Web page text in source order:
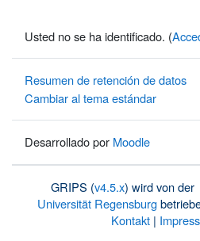
Usted no se ha identificado. (
Resumen de retención de datos
Cambiar al tema estándar
Desarrollado por Moodle
GRIPS (v4.5.x) wird von der
Universität Regensburg
Kontakt |